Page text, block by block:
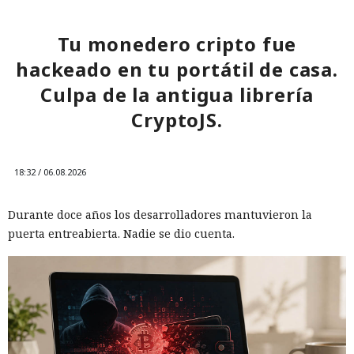
Tu monedero cripto fue
hackeado en tu portátil de casa.
Culpa de la antigua librería
CryptoJS.
18:32 / 06.08.2026
Durante doce años los desarrolladores mantuvieron la
puerta entreabierta. Nadie se dio cuenta.